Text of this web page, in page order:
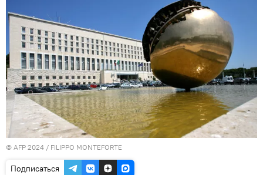
© AFP 2024 / FILIPPO MONTEFORTE
Подписаться